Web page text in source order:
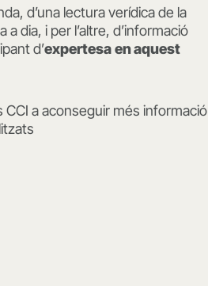
d’una lectura verídica de la
dia, i per l’altre, d’informació
d’expertesaen aquest
a aconseguir més informació